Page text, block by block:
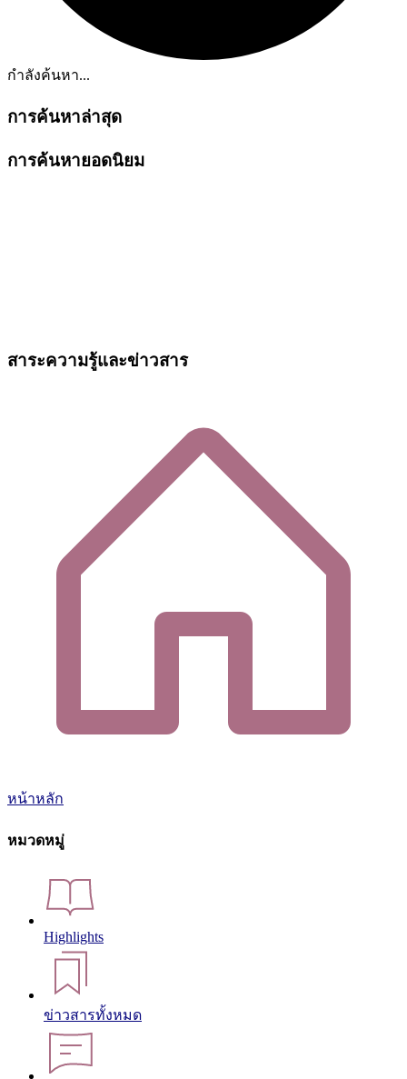
กำลังค้นหา...
การค้นหาล่าสุด
การค้นหายอดนิยม
สาระความรู้และข่าวสาร
หน้าหลัก
หมวดหมู่
Highlights
ข่าวสารทั้งหมด